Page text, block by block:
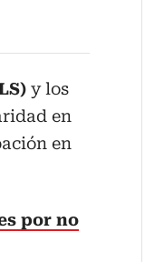
y los
en
en
por no